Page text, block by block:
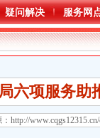
疑问解决 服务网
六项服务助
http://